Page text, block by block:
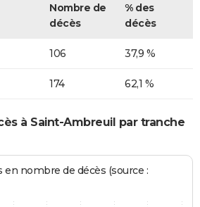
Nombre de
décès
% des
décès
106 37,9 %
174 62,1 %
à Saint-Ambreuil par tranche
nombre de décès (source :